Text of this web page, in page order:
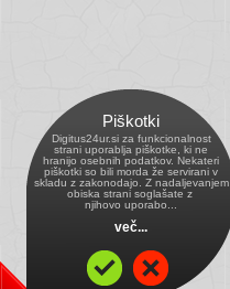
Piškotki
Digitus24ur.si za funkcionalnost
strani uporablja piškotke, ki ne
hranijo osebnih podatkov. Nekateri
piškotki so bili morda že servirani v
skladu z zakonodajo. Z nadaljevanjem
obiska strani soglašate z
njihovo uporabo...
več...